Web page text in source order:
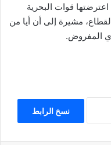
قوات البحرية
مشيرة إلى أن أيا من
المفروض.
نسخ الرابط